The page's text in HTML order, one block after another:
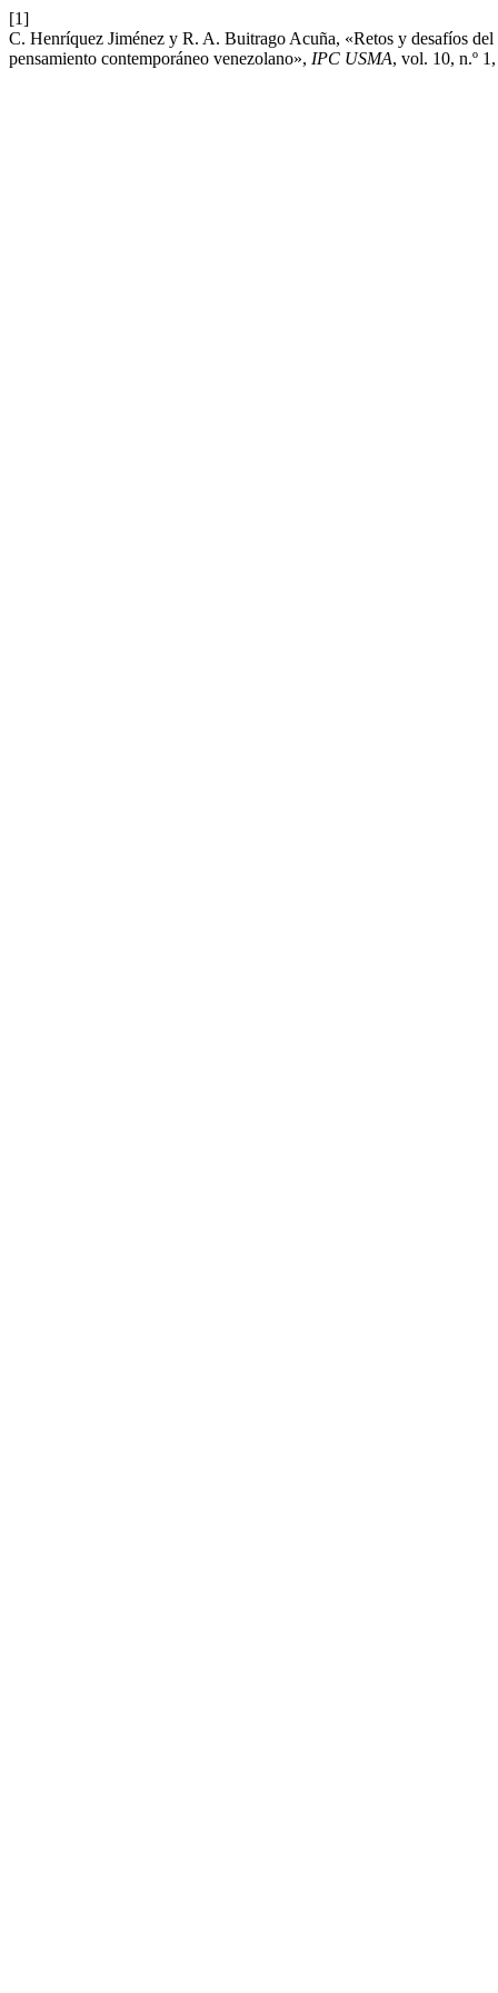
[1]
C. Henríquez Jiménez y R. A. Buitrago Acuña, «Retos y desafíos
pensamiento contemporáneo venezolano», IPC USMA, vol. 10, n.º